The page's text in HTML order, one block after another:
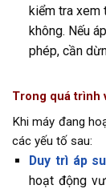
kiểm tra xem
không. Nếu
phép, cần
Trong quá trình
Khi máy đang
các yếu tố sau:
Duy trì áp
hoạt động